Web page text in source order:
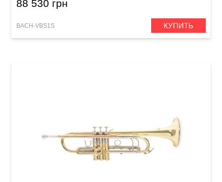
88 530 грн
BACH-VBS1S КУПИТЬ